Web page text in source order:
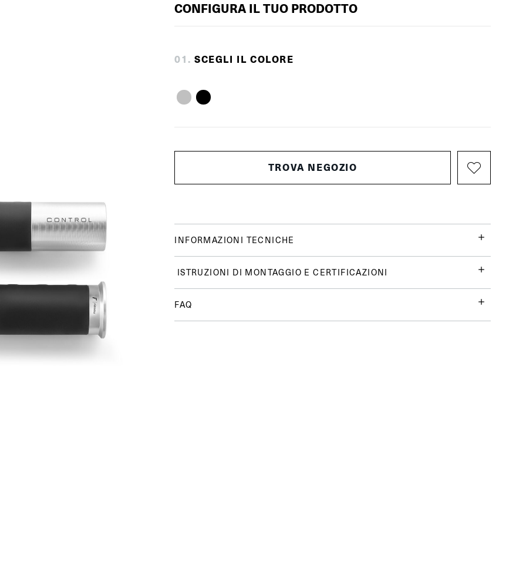
CONFIGURA IL TUO PRODOTTO
01 . SCEGLI IL COLORE
TROVA NEGOZIO
INFORMAZIONI TECNICHE
ISTRUZIONI DI MONTAGGIO E CERTIFICAZIONI
FAQ